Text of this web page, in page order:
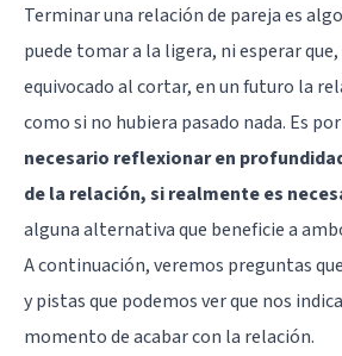
Terminar una relación de pareja es
puede tomar a la ligera, ni esperar
equivocado al cortar, en un futuro la
como si no hubiera pasado nada. Es
necesario reflexionar en
de la relación, si realmente es
alguna alternativa que beneficie a
A continuación, veremos preguntas
y pistas que podemos ver que nos
momento de acabar con la relación.